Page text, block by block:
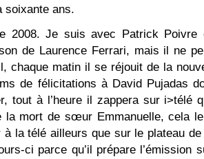
soixante ans.
2008. Je suis avec Patrick Poivre
de Laurence Ferrari, mais il ne
chaque matin il se réjouit de la
de félicitations à David Pujadas
tout à l’heure il zappera sur i>télé
la mort de sœur Emmanuelle, cela
à la télé ailleurs que sur le plateau de
ci parce qu’il prépare l’émission